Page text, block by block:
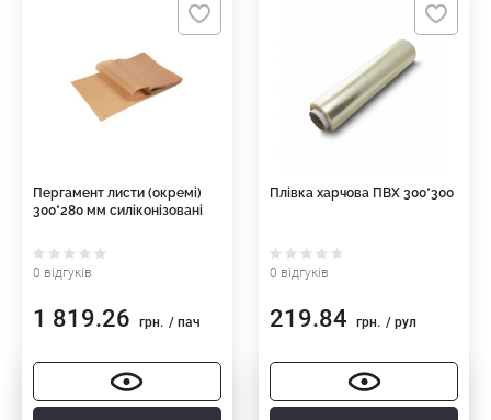
Пергамент листи (окремі)
300*280 мм силіконізовані
0 відгуків
1 819.26 грн. / пач
Плівка харчова ПВХ 300*300
0 відгуків
219.84 грн. / рул